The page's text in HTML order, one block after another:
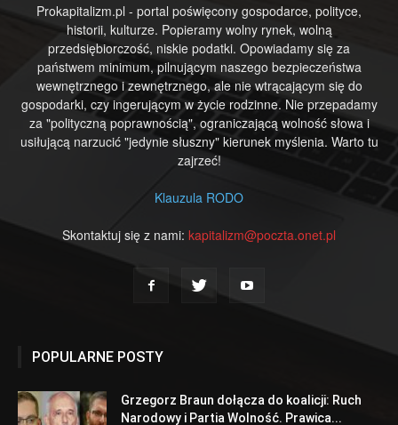
Prokapitalizm.pl - portal poświęcony gospodarce, polityce,
historii, kulturze. Popieramy wolny rynek, wolną
przedsiębiorczość, niskie podatki. Opowiadamy się za
państwem minimum, pilnującym naszego bezpieczeństwa
wewnętrznego i zewnętrznego, ale nie wtrącającym się do
gospodarki, czy ingerującym w życie rodzinne. Nie przepadamy
za "polityczną poprawnością", ograniczającą wolność słowa i
usiłującą narzucić "jedynie słuszny" kierunek myślenia. Warto tu
zajrzeć!
Klauzula RODO
Skontaktuj się z nami: kapitalizm@poczta.onet.pl
POPULARNE POSTY
Grzegorz Braun dołącza do koalicji: Ruch
Narodowy i Partia Wolność. Prawica...